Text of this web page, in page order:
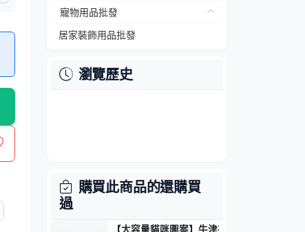
寵物用品批發
居家裝飾用品批發
瀏覽歷史
購買此商品的還購買
過
【大容量貓咪圖案】牛津布筆袋 - 卡通拉鏈